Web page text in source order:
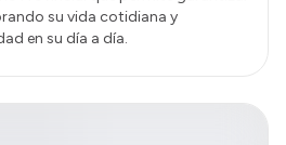
su vida cotidiana y
en su día a día.